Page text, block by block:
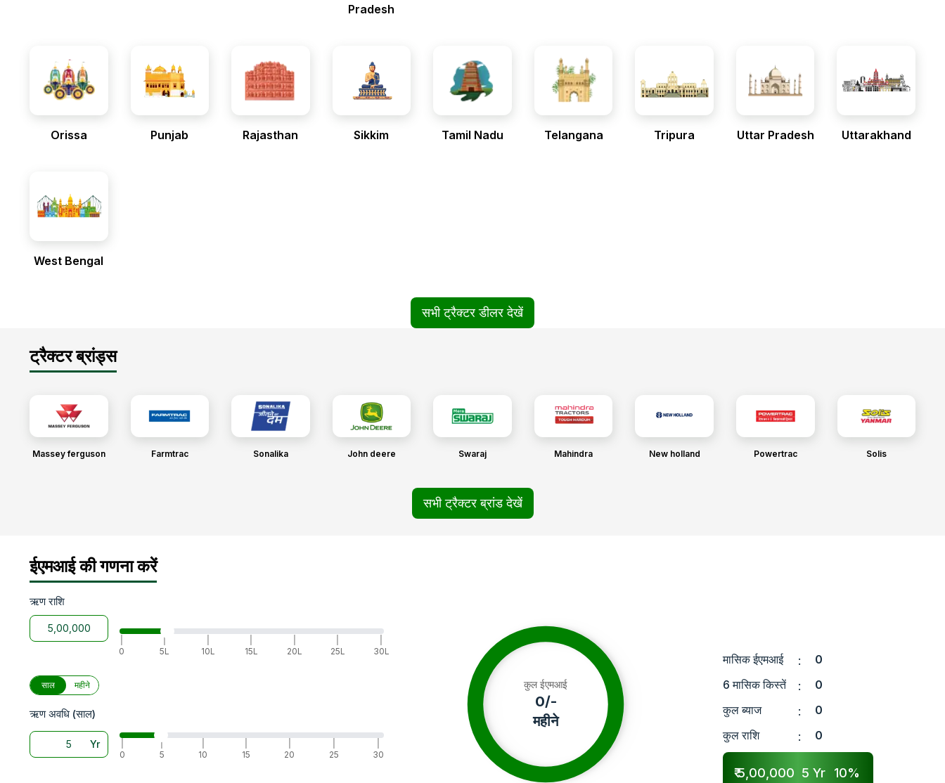
Pradesh
Orissa Punjab Rajasthan Sikkim Tamil Nadu Telangana Tripura Uttar Pradesh Uttarakhand
West Bengal
सभी ट्रैक्टर डीलर देखें
ट्रैक्टर ब्रांड्स
Massey ferguson Farmtrac Sonalika John deere Swaraj Mahindra New holland Powertrac Solis
सभी ट्रैक्टर ब्रांड देखें
ईएमआई की गणना करें
ऋण राशि
0
|
5L
10L
15L
20L
25L
30L
साल महीने
ऋण अवधि (साल)
Yr
0
|
5
10
15
20
25
30
कुल ईएमआई
0/-
महीने
मासिक ईएमआई :
0
6 मासिक किस्तें
:
0
कुल ब्याज
:
0
कुल राशि
: 0
₹5,00,000 5 Yr 10%